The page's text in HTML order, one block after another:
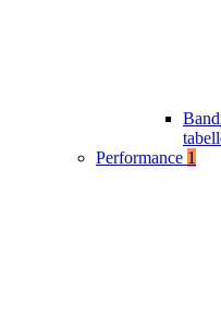
Performance 1